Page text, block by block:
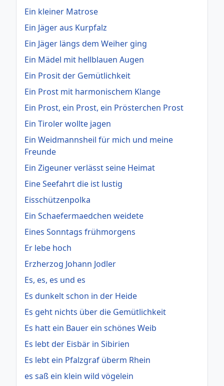
Ein kleiner Matrose
Ein Jäger aus Kurpfalz
Ein Jäger längs dem Weiher ging
Ein Mädel mit hellblauen Augen
Ein Prosit der Gemütlichkeit
Ein Prost mit harmonischem Klange
Ein Prost, ein Prost, ein Prösterchen Prost
Ein Tiroler wollte jagen
Ein Weidmannsheil für mich und meine
Freunde
Ein Zigeuner verlässt seine Heimat
Eine Seefahrt die ist lustig
Eisschützenpolka
Ein Schaefermaedchen weidete
Eines Sonntags frühmorgens
Er lebe hoch
Erzherzog Johann Jodler
Es, es, es und es
Es dunkelt schon in der Heide
Es geht nichts über die Gemütlichkeit
Es hatt ein Bauer ein schönes Weib
Es lebt der Eisbär in Sibirien
Es lebt ein Pfalzgraf überm Rhein
es saß ein klein wild vögelein